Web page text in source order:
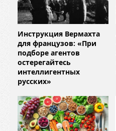
Инструкция Вермахта
для французов: «При
подборе агентов
остерегайтесь
интеллигентных
русских»